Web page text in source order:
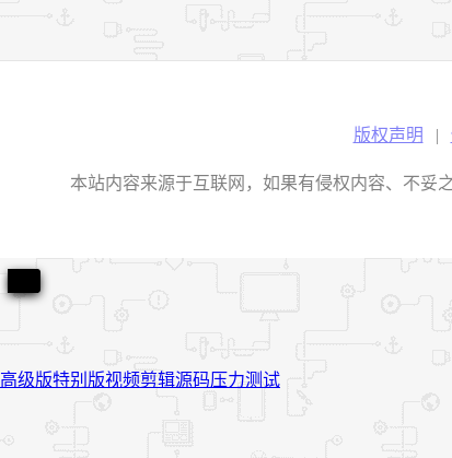
版权声明 |
本站内容来源于互联网，如果有侵权内容、不妥
高级版特别版视频剪辑源码压力测试